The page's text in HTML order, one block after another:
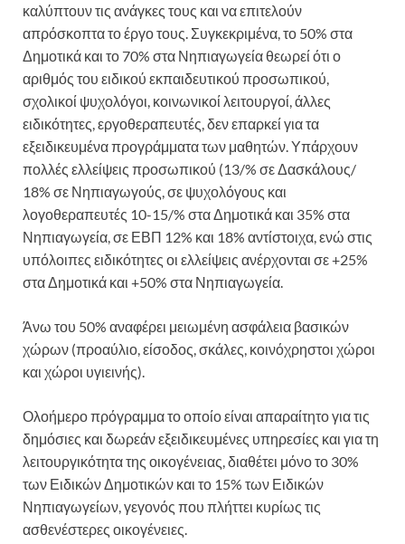
καλύπτουν τις ανάγκες τους και να επιτελούν
απρόσκοπτα το έργο τους. Συγκεκριμένα, το 50% στα
Δημοτικά και το 70% στα Νηπιαγωγεία θεωρεί ότι ο
αριθμός του ειδικού εκπαιδευτικού προσωπικού,
σχολικοί ψυχολόγοι, κοινωνικοί λειτουργοί, άλλες
ειδικότητες, εργοθεραπευτές, δεν επαρκεί για τα
εξειδικευμένα προγράμματα των μαθητών. Υπάρχουν
πολλές ελλείψεις προσωπικού (13/% σε Δασκάλους/
18% σε Νηπιαγωγούς, σε ψυχολόγους και
λογοθεραπευτές 10-15/% στα Δημοτικά και 35% στα
Νηπιαγωγεία, σε ΕΒΠ 12% και 18% αντίστοιχα, ενώ στις
υπόλοιπες ειδικότητες οι ελλείψεις ανέρχονται σε +25%
στα Δημοτικά και +50% στα Νηπιαγωγεία.
Άνω του 50% αναφέρει μειωμένη ασφάλεια βασικών
χώρων (προαύλιο, είσοδος, σκάλες, κοινόχρηστοι χώροι
και χώροι υγιεινής).
Ολοήμερο πρόγραμμα το οποίο είναι απαραίτητο για τις
δημόσιες και δωρεάν εξειδικευμένες υπηρεσίες και για τη
λειτουργικότητα της οικογένειας, διαθέτει μόνο το 30%
των Ειδικών Δημοτικών και το 15% των Ειδικών
Νηπιαγωγείων, γεγονός που πλήττει κυρίως τις
ασθενέστερες οικογένειες.